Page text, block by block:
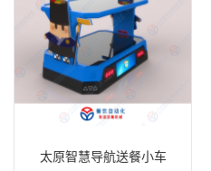
太原智慧导航送餐小车